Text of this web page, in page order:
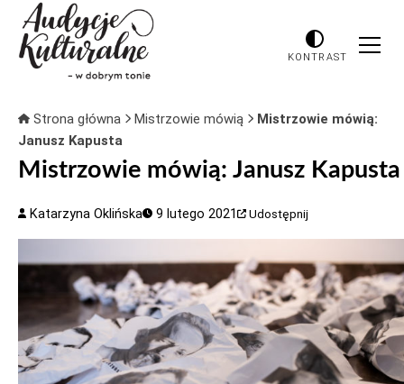
KONTRAST
Strona główna Mistrzowie mówią
Mistrzowie mówią:
Janusz Kapusta
Mistrzowie mówią: Janusz Kapusta
Katarzyna Oklińska 9 lutego 2021 Udostępnij